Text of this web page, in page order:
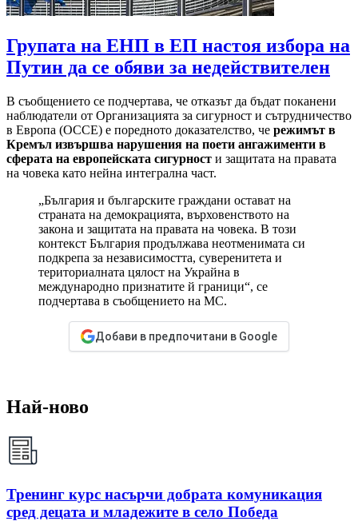
Групата на ЕНП в ЕП настоя избора на
Путин да се обяви за недействителен
В съобщението се подчертава, че отказът да бъдат поканени
наблюдатели от Организацията за сигурност и сътрудничество
в Европа (ОССЕ) е поредното доказателство, че режимът в
Кремъл извършва нарушения на поети ангажименти в
сферата на европейската сигурност и защитата на правата
на човека като нейна интегрална част.
„България и българските граждани остават на
страната на демокрацията, върховенството на
закона и защитата на правата на човека. В този
контекст България продължава неотменимата си
подкрепа за независимостта, суверенитета и
териториалната цялост на Украйна в
международно признатите й граници“, се
подчертава в съобщението на МС.
Добави в предпочитани в Google
Най-ново
Тренинг курс насърчи добрата комуникация
сред децата и младежите в село Победа